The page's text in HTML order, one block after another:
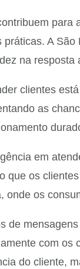
práticas. A
na
clientes
as
em
que os
onde os
de
com
do cliente,